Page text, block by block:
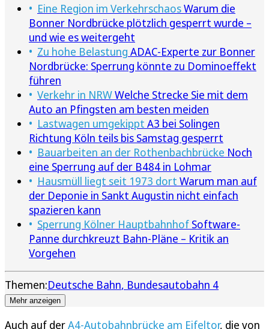
Eine Region im VerkehrschaosWarum die
Bonner Nordbrücke plötzlich gesperrt wurde –
und wie es weitergeht
Zu hohe Belastung ADAC-Experte zur Bonner
Nordbrücke: Sperrung könnte zu Dominoeffekt
führen
Verkehr in NRWWelche Strecke Sie mit dem
Auto an Pfingsten am besten meiden
Lastwagen umgekippt A3 bei Solingen
Richtung Köln teils bis Samstag gesperrt
Bauarbeiten an der Rothenbachbrücke Noch
eine Sperrung auf der B484 in Lohmar
Hausmüll liegt seit 1973 dort Warum man auf
der Deponie in Sankt Augustin nicht einfach
spazieren kann
Sperrung Kölner Hauptbahnhof Software-
Panne durchkreuzt Bahn-Pläne – Kritik an
Vorgehen
Themen:Deutsche Bahn Bundesautobahn 4
Mehr anzeigen
Auch auf derA4-Autobahnbrücke am Eifeltor, die von